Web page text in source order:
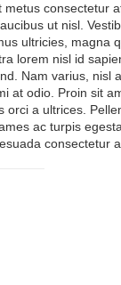
consectetur
ut nisl.
ultricies, magna
lorem nisl id
Nam varius, nisl
at odio. Proin sit
orci a ultrices.
ac turpis
consectetur